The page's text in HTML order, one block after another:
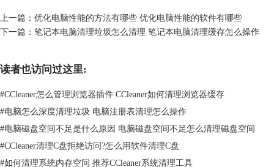
到一个安全的地方，以便在出现问题时可以恢复。
c.删除无用项：在注册表编辑器中，找到需要清理的无用文件，右键选
上一篇： 优化电脑性能的方法有哪些 优化电脑性能的软件有哪些
下一篇： 笔记本电脑清理垃圾怎么清理 笔记本电脑清理缓存怎么操作
读者也访问过这里:
#CCleaner怎么管理浏览器插件 CCleaner如何清理浏览器缓存
#电脑怎么深度清理垃圾 电脑注册表清理怎么操作
#电脑磁盘空间不足是什么原因 电脑磁盘空间不足怎么清理磁盘空间
#CCleaner清理C盘拒绝访问?怎么用软件清理C盘
#如何清理系统内存空间 推荐CCleaner系统清理工具